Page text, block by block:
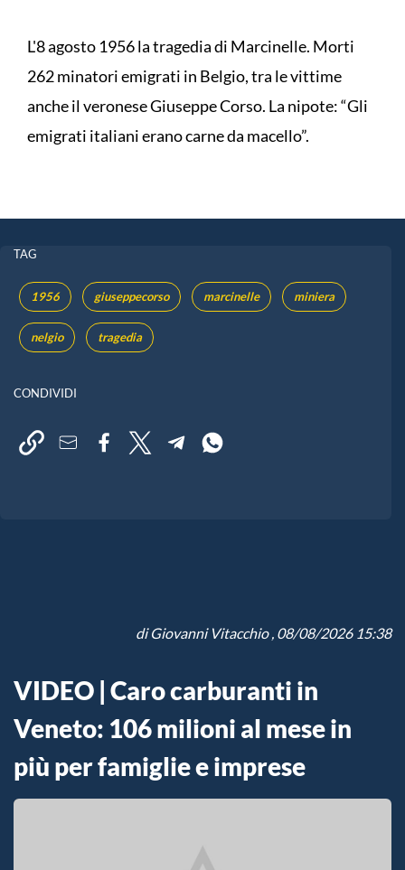
L'8 agosto 1956 la tragedia di Marcinelle. Morti
262 minatori emigrati in Belgio, tra le vittime
anche il veronese Giuseppe Corso. La nipote: “Gli
emigrati italiani erano carne da macello”.
TAG
1956 giuseppecorso marcinelle miniera
nelgio tragedia
CONDIVIDI
diGiovanni Vitacchio, 08/08/2026 15:38
VIDEO | Caro carburanti in
Veneto: 106 milioni al mese in
più per famiglie e imprese